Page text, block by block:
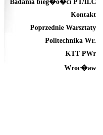
Badania bieg�o�ci PT/ILC
Kontakt
Poprzednie Warsztaty
Politechnika Wr.
KTT PWr
Wroc�aw